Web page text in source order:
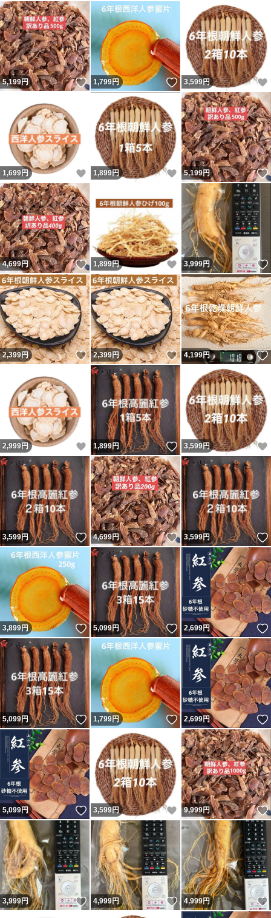
5,199円 いいね！
1,799円 いいね！
3,599円
1,699円 いいね！
1,899円 いいね！
5,199円
4,699円 いいね！
1,899円 いいね！
3,999円
2,399円 いいね！
2,399円 いいね！
4,199円
2,999円 いいね！
1,899円 いいね！
3,599円
3,599円 いいね！
4,699円 いいね！
3,599円
3,899円 いいね！
5,099円 いいね！
2,699円
5,099円 いいね！
1,799円 いいね！
2,699円
5,099円 いいね！
3,599円 いいね！
9,999円
3,999円 いいね！
4,999円 いいね！
4,999円